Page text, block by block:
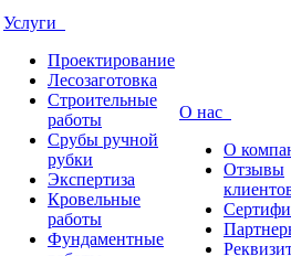
Услуги
Проектирование
Лесозаготовка
Строительные
работы
Срубы ручной
рубки
Экспертиза
Кровельные
работы
Фундаментные
О нас
О
Отзывы